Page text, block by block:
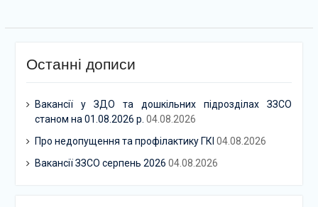
Останні дописи
Вакансії у ЗДО та дошкільних підрозділах ЗЗСО
станом на 01.08.2026 р. 04.08.2026
Про недопущення та профілактику ГКІ 04.08.2026
Вакансії ЗЗСО серпень 2026 04.08.2026